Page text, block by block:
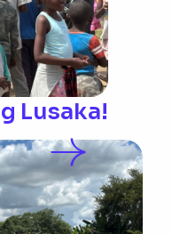
Lusaka!